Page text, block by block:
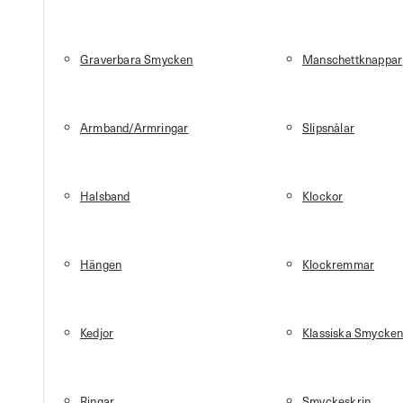
Graverbara Smycken
Armband/Armringar
Halsband
Hängen
Kedjor
Manschettknappar
Slipsnålar
Klockor
Klockremmar
Klassiska Smycken